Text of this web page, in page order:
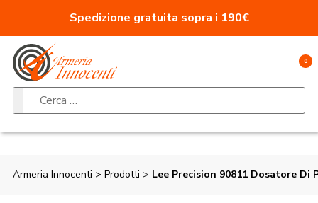
Spedizione gratuita sopra i 190€
0
Ricerca per:
Armeria Innocenti > Prodotti > Lee Precision 90811 Dosatore Di